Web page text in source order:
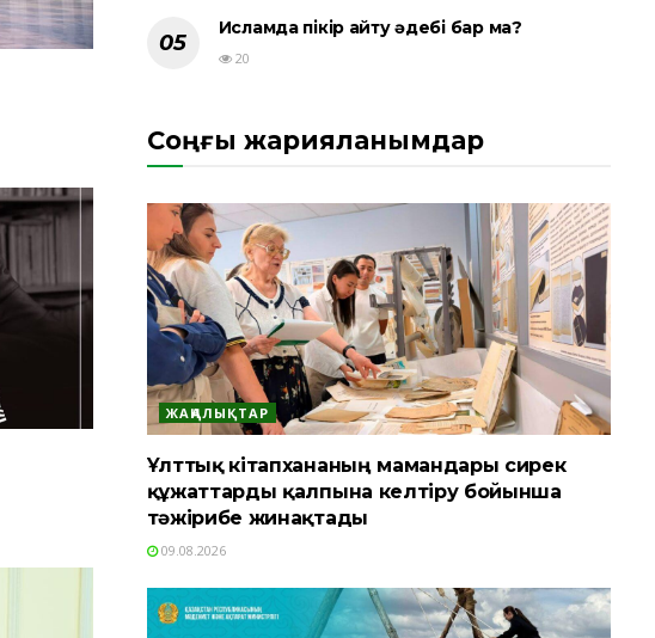
Исламда пікір айту әдебі бар ма?
20
Соңғы жарияланымдар
ЖАҢАЛЫҚТАР
Ұлттық кітапхананың мамандары сирек
құжаттарды қалпына келтіру бойынша
тәжірибе жинақтады
09.08.2026